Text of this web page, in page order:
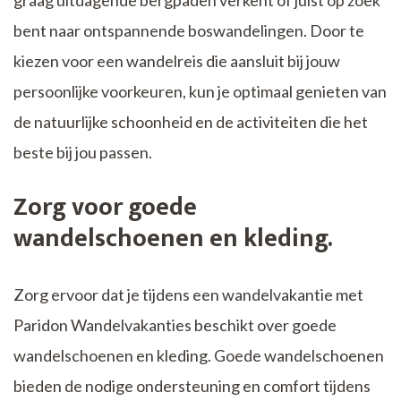
bent naar ontspannende boswandelingen. Door te
kiezen voor een wandelreis die aansluit bij jouw
persoonlijke voorkeuren, kun je optimaal genieten van
de natuurlijke schoonheid en de activiteiten die het
beste bij jou passen.
Zorg voor goede
wandelschoenen en kleding.
Zorg ervoor dat je tijdens een wandelvakantie met
Paridon Wandelvakanties beschikt over goede
wandelschoenen en kleding. Goede wandelschoenen
bieden de nodige ondersteuning en comfort tijdens